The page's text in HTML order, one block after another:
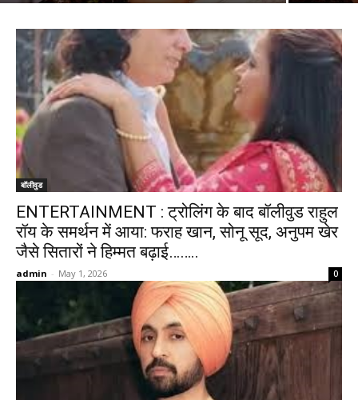
बॉलीवुड
ENTERTAINMENT : ट्रोलिंग के बाद बॉलीवुड राहुल
रॉय के समर्थन में आया: फराह खान, सोनू सूद, अनुपम खेर
जैसे सितारों ने हिम्मत बढ़ाई……..
admin - May 1, 2026 0